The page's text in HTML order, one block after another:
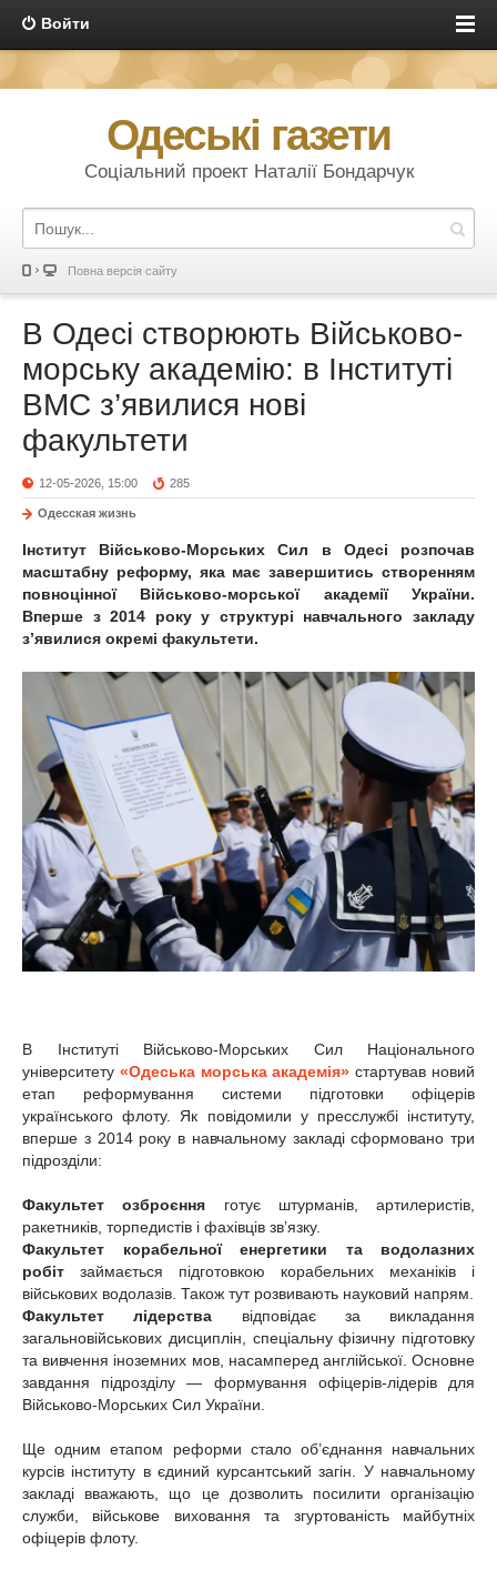
Войти
Одеські газети
Соціальний проект Наталії Бондарчук
Повна версія сайту
В Одесі створюють Військово-
морську академію: в Інституті
ВМС з’явилися нові
факультети
12-05-2026, 15:00 285
Одесская жизнь
Інститут Військово-Морських Сил в Одесі розпочав
масштабну реформу, яка має завершитись створенням
повноцінної Військово-морської академії України.
Вперше з 2014 року у структурі навчального закладу
з’явилися окремі факультети.
В Інституті Військово-Морських Сил Національного
університету «Одеська морська академія» стартував новий
етап реформування системи підготовки офіцерів
українського флоту. Як повідомили у пресслужбі інституту,
вперше з 2014 року в навчальному закладі сформовано три
підрозділи:
Факультет озброєння
готує штурманів, артилеристів,
ракетників, торпедистів і фахівців зв’язку.
Факультет корабельної енергетики та водолазних
робіт
займається підготовкою корабельних механіків і
військових водолазів. Також тут розвивають науковий напрям.
Факультет лідерства
відповідає за викладання
загальновійськових дисциплін, спеціальну фізичну підготовку
та вивчення іноземних мов, насамперед англійської. Основне
завдання підрозділу — формування офіцерів-лідерів для
Військово-Морських Сил України.
Ще одним етапом реформи стало об’єднання навчальних
курсів інституту в єдиний курсантський загін. У навчальному
закладі вважають, що це дозволить посилити організацію
служби, військове виховання та згуртованість майбутніх
офіцерів флоту.